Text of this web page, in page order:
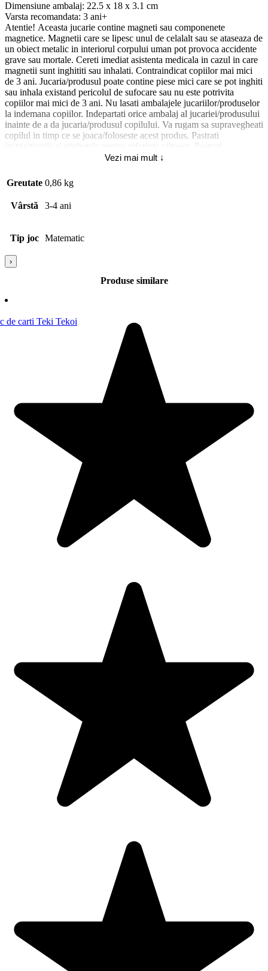
Dimensiune ambalaj: 22.5 x 18 x 3.1 cm
Varsta recomandata: 3 ani+
Atentie! Aceasta jucarie contine magneti sau componenete
magnetice. Magnetii care se lipesc unul de celalalt sau se ataseaza de
un obiect metalic in interiorul corpului uman pot provoca accidente
grave sau mortale. Cereti imediat asistenta medicala in cazul in care
magnetii sunt inghititi sau inhalati. Contraindicat copiilor mai mici
de 3 ani. Jucaria/produsul poate contine piese mici care se pot inghiti
sau inhala existand pericolul de sufocare sau nu este potrivita
copiilor mai mici de 3 ani. Nu lasati ambalajele jucariilor/produselor
la indemana copiilor. Indepartati orice ambalaj al jucariei/produsului
inainte de a da jucaria/produsul copilului. Va rugam sa supravegheati
copilul in timp ce se joaca/foloseste acest produs. Pastrati
instructiunile si etichetele pentru referinte viitoare. Pastrati
jucaria/produsul departe de foc, feriti jucaria/produsul de temperaturi
Abilitati dezvoltate 7731: Atentia; Numar jucatori 7845: 1;
Vezi mai mult ↓
Greutate 0,86 kg
Vârstă 3-4 ani
Tip joc Matematic
›
Produse similare